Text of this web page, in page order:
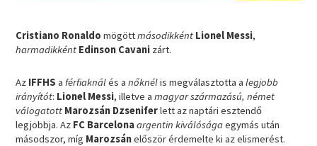
Cristiano Ronaldo mögöttmásodikként Lionel Messi,
harmadikként Edinson Cavani zárt.
Az IFFHS a férfiaknálés anőknélis megválasztotta alegjobb
irányítót: Lionel Messi, illetve amagyar származású, német
válogatott Marozsán Dzseniferlett az naptári esztendő
legjobbja. Az FC Barcelonaargentin kiválóságaegymás után
másodszor, míg Marozsánelőször érdemelte ki az elismerést.